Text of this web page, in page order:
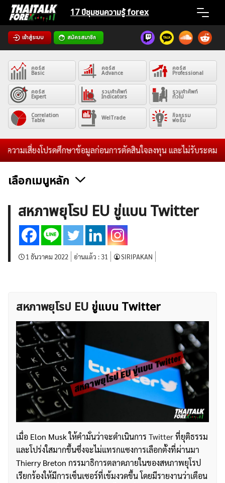
Skip
content
17 ปีชุมชนความรู้ forex
เข้าสู่ระบบ สมัครสมาชิก
Home
News
Articles
VPS Register
ค้นหา
สำหรับ:
คอร์ส
Basic
คอร์ส
Advance
คอร์ส
Professional
คอร์ส
Expert
รวมคำศัพท์
Indicators
รวมคำศัพท์
ทั่วไป
Correlation
Table WelTrade กิจกรรม
ฟอรั่ม
ามเสี่ยงโปรดศึกษาข้อมูลก่อนการตัดสินใจลงทุน และไม่รับระดมทุนใ
เลือกเมนูหลัก
ข่าวฟอเร็กซ์และสกุลเงิน คริปโตเคอร์เรนซี
ฟรีซิกแนล รายวัน
บทวิเคราะห์
เศรษฐกิจทั่วไป ดัชนี-หุ้น
สินค้าโภคภัณฑ์
โบรกเกอร์ FX
โปรโมชั่น Forex
สหภาพยุโรป EU ขู่แบน Twitter
1 ธันวาคม 2022 อ่านแล้ว :31 SIRIPAKAN
สหภาพยุโรป EU ขู่แบน Twitter
เมื่อ Elon Musk ให้คำมั่นว่าจะดำเนินการ Twitterที่ยุติธรรม
และโปร่งใสมากขึ้นซึ่งจะไม่แทรกแซงการเลือกตั้งที่ผ่านมา
Thierry Breton กรรมาธิการตลาดภายในของสหภาพยุโรป
เรียกร้องให้มีการเซ็นเซอร์ที่เข้มงวดขึ้น โดยมีรายงานว่าเตือน